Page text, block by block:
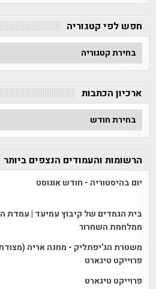
חפש לפי קטגוריה
חפש
לפי
קטגוריה
ארכיון הכתבות
ארכיון
הכתבות
הרשומות והעמודים הנצפים ביותר
יום בהיסטוריה - חודש אוגוסט
בית הגמדים של קיבוץ עמיעד | עמדת
ממלחמת השחרור
משטרת הג'יפתליק - מחנה אריה
פרוייקט טיגארט
פרוייקט טיגארט